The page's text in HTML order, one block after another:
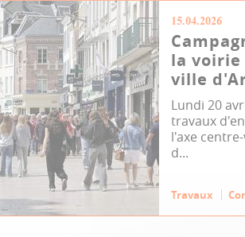
15.04.2026
la voirie
ville
Lundi 20
travaux
l'axe
d...
Travaux